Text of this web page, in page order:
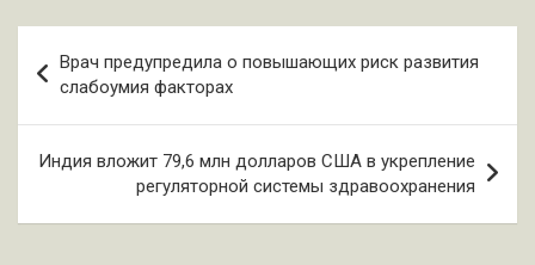
по
записям
Врач предупредила о повышающих риск развития
слабоумия факторах
Индия вложит 79,6 млн долларов США в укрепление
регуляторной системы здравоохранения